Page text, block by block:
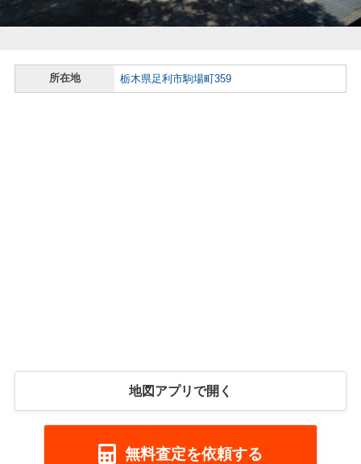
所在地 栃木県足利市駒場町359
地図アプリで開く
無料査定を依頼する